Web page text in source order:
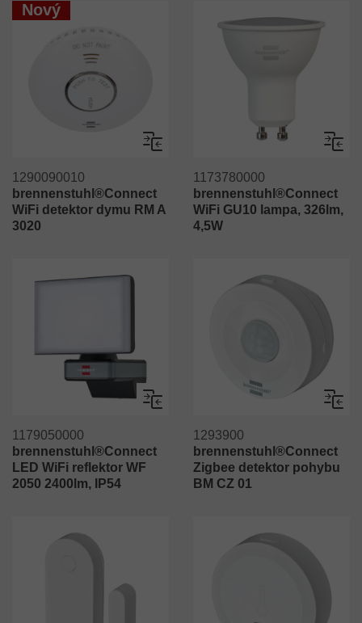
Nový
Porovnaj
1290090010
brennenstuhl®Connect
WiFi detektor dymu RM A
3020
1173780000
brennenstuhl®Connect
WiFi GU10 lampa, 326lm,
4,5W
Porovnaj
1179050000
brennenstuhl®Connect
LED WiFi reflektor WF
2050 2400lm, IP54
1293900
brennenstuhl®Connect
Zigbee detektor pohybu
BM CZ 01